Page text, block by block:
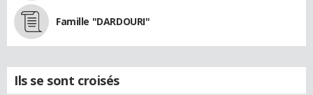
Famille "DARDOURI"
Ils se sont croisés